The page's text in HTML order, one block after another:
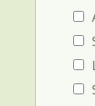
r
e
s